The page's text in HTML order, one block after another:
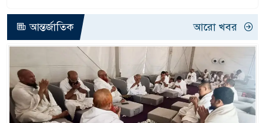
আন্তর্জাতিক আরো খবর